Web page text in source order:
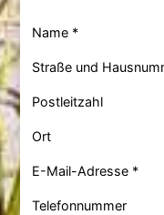
Name *
Straße und
Postleitzahl
Ort
E-Mail-Adresse *
Telefonnummer